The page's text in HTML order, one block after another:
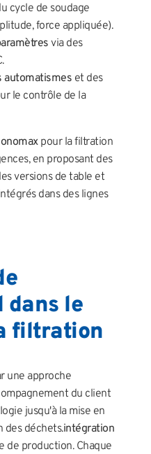
cycle de soudage
force appliquée).
via des
automatismes et des
le contrôle de la
pour la filtration
en proposant des
versions de table et
dans des lignes
dans le
filtration
une approche
du client
jusqu'à la mise en
des déchets.intégration
de production. Chaque